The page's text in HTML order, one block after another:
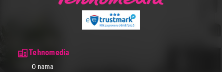
Tehnomedia
O nama